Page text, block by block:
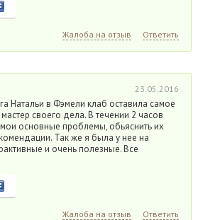
Жалоба на отзыв Ответить
23.05.2016
Натальи в Фэмели клаб оставила самое
своего дела. В течении 2 часов
основные проблемы, обьяснить их
Так же я была у нее на
и очень полезные. Все
Жалоба на отзыв Ответить